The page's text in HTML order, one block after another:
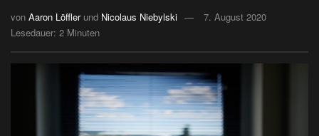
von Aaron Löfflerund Nicolaus Niebylski
7. August 2020
Lesedauer: 2 Minuten